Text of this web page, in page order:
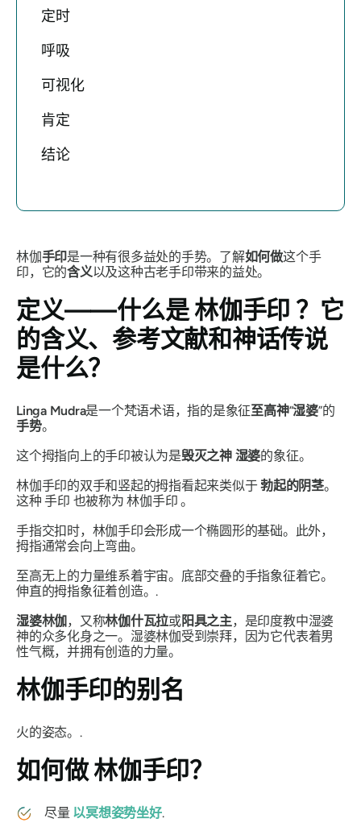
定时
呼吸
可视化
肯定
结论
林伽手印是一种有很多益处的手势。了解如何做这个手
印，它的含义以及这种古老手印带来的益处。
定义——什么是林伽手印 ？它
的含义、参考文献和神话传说
是什么？
Linga Mudra是一个梵语术语，指的是象征至高神“湿婆”的
手势。
这个拇指向上的手印被认为是毁灭之神 湿婆的象征。
林伽手印的双手和竖起的拇指看起来类似于勃起的阴茎。
这种手印 也被称为林伽手印 。
手指交扣时， 林伽手印会形成一个椭圆形的基础。此外，
拇指通常会向上弯曲。
至高无上的力量维系着宇宙。底部交叠的手指象征着它。
伸直的拇指象征着创造。.
湿婆林伽，又称林伽什瓦拉或阳具之主，是印度教中湿婆
神的众多化身之一。 湿婆林伽受到崇拜，因为它代表着男
性气概，并拥有创造的力量。
林伽手印的别名
火的姿态。.
如何做林伽手印？
尽量 以冥想姿势坐好.